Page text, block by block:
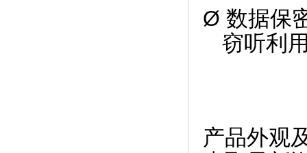
Ø 数据保
窃听利
产品外观